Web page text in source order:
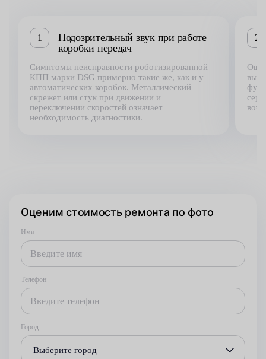
1
Подозрительный звук при работе
коробки передач
Симптомы неисправности роботизированной
КПП марки DSG примерно такие же, как и у
автоматических коробок. Металлический
скрежет или стук при движении и
переключении скоростей означает
необходимость диагностики.
2
Оценим стоимость ремонта по фото
Имя
Телефон
Город
Выберите город